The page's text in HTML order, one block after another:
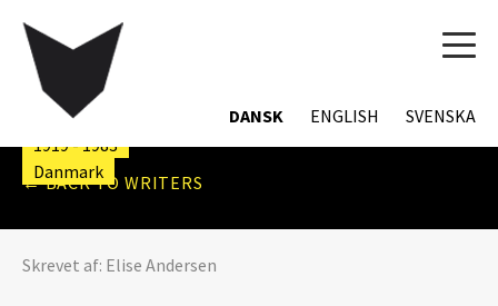
DANSK ENGLISH SVENSKA
← BACK TO WRITERS
INGE HAAGENSEN
1919 - 1983
Danmark
Skrevet af: Elise Andersen